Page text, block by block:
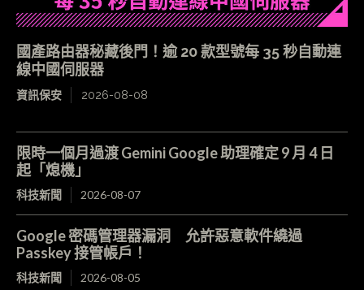
國產路由器秘藏後門！逾 20 款型號每 35 秒自動連
線中國伺服器
資訊保安 2026-08-08
限時一個月過渡 Gemini Google 助理確定 9 月 4 日
起「熄機」
科技新聞 2026-08-07
Google 密碼管理器漏洞 允許惡意軟件繞過
Passkey 接管帳戶！
科技新聞 2026-08-05